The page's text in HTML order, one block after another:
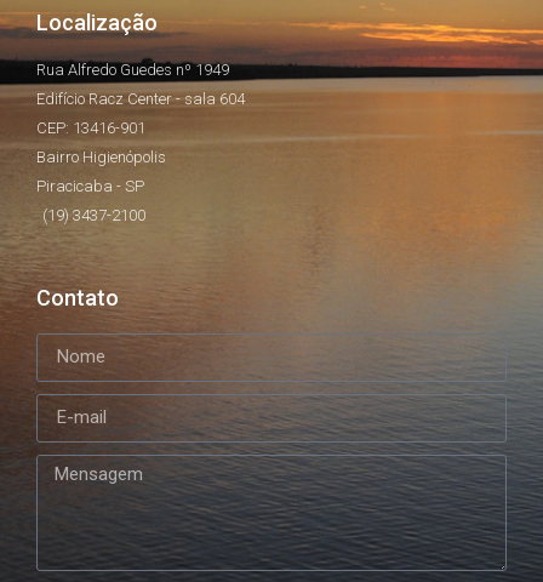
Localização
Rua Alfredo Guedes nº 1949
Edifício Racz Center - sala 604
CEP: 13416-901
Bairro Higienópolis
Piracicaba - SP
(19) 3437-2100
Contato